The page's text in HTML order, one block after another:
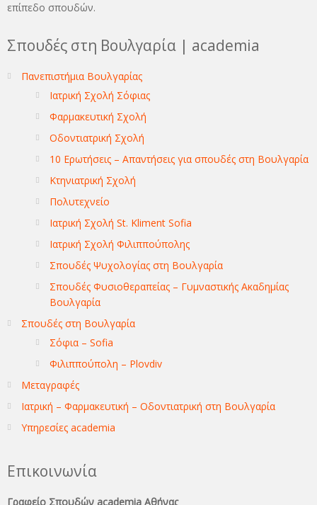
επίπεδο σπουδών.
Σπουδές στη Βουλγαρία | academia
Πανεπιστήμια Βουλγαρίας
Ιατρική Σχολή Σόφιας
Φαρμακευτική Σχολή
Οδοντιατρική Σχολή
10 Ερωτήσεις – Απαντήσεις για σπουδές στη Βουλγαρία
Κτηνιατρική Σχολή
Πολυτεχνείο
Ιατρική Σχολή St. Kliment Sofia
Ιατρική Σχολή Φιλιππούπολης
Σπουδές Ψυχολογίας στη Βουλγαρία
Σπουδές Φυσιοθεραπείας – Γυμναστικής Ακαδημίας
Βουλγαρία
Σπουδές στη Βουλγαρία
Σόφια – Sofia
Φιλιππούπολη – Plovdiv
Μεταγραφές
Ιατρική – Φαρμακευτική – Οδοντιατρική στη Βουλγαρία
Υπηρεσίες academia
Επικοινωνία
Γραφείο Σπουδών academia Αθήνας